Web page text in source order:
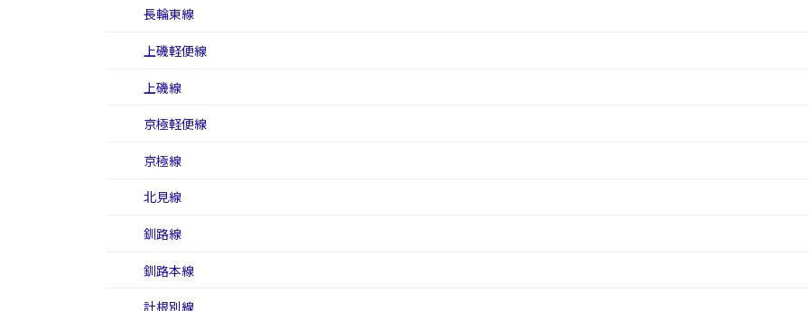
長輪東線
上磯軽便線
上磯線
京極軽便線
京極線
北見線
釧路線
釧路本線
計根別線